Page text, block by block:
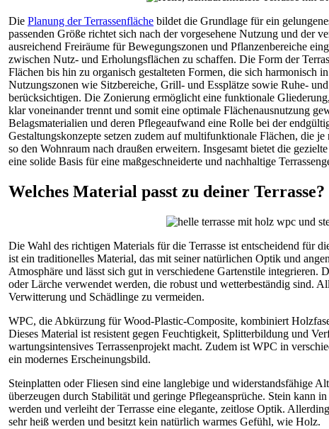
Die Planung der Terrassenfläche bildet die Grundlage für ein
passenden Größe richtet sich nach der vorgesehene Nutzung und der
ausreichend Freiräume für Bewegungszonen und Pflanzenbereiche
zwischen Nutz- und Erholungsflächen zu schaffen. Die Form der
Flächen bis hin zu organisch gestalteten Formen, die sich harmonisch
Nutzungszonen wie Sitzbereiche, Grill- und Essplätze sowie Ruhe-
berücksichtigen. Die Zonierung ermöglicht eine funktionale
klar voneinander trennt und somit eine optimale Flächenausnutzung
Belagsmaterialien und deren Pflegeaufwand eine Rolle bei der
Gestaltungskonzepte setzen zudem auf multifunktionale Flächen, die
so den Wohnraum nach draußen erweitern. Insgesamt bietet die
eine solide Basis für eine maßgeschneiderte und nachhaltige
Welches Material passt zu deiner
Die Wahl des richtigen Materials für die Terrasse ist entscheidend für
ist ein traditionelles Material, das mit seiner natürlichen Optik und
Atmosphäre und lässt sich gut in verschiedene Gartenstile integrieren.
oder Lärche verwendet werden, die robust und wetterbeständig sind.
Verwitterung und Schädlinge zu vermeiden.
WPC, die Abkürzung für Wood-Plastic-Composite, kombiniert
Dieses Material ist resistent gegen Feuchtigkeit, Splitterbildung und
wartungsintensives Terrassenprojekt macht. Zudem ist WPC in
ein modernes Erscheinungsbild.
Steinplatten oder Fliesen sind eine langlebige und widerstandsfähige
überzeugen durch Stabilität und geringe Pflegeansprüche. Stein kann
werden und verleiht der Terrasse eine elegante, zeitlose Optik.
sehr heiß werden und besitzt kein natürlich warmes Gefühl, wie Holz.